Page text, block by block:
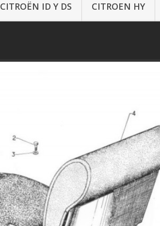
CITROËN ID Y DS CITROEN HY